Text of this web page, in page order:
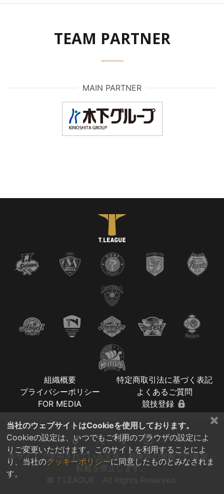
TEAM PARTNER
MAIN PARTNER
組織概要
特定商取引法に基づく表記
プライバシーポリシー
よくあるご質問
FOR MEDIA
競技登録
本サイトで使用されている文章・画像等の無断での複製・
転載を禁止します。
© T.LEAGUE All Rights Reserved.
×
当社のウェブサイトはCookieを使用しております。
Cookieの設定は、いつでもご利用のブラウザの設定によ
りご変更いただけます。このサイトを利用することによ
り、当社のクッキーポリシーに同意したものとみなされま
す。